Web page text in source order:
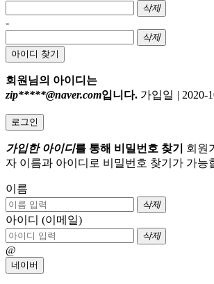
삭제
-
삭제
아이디 찾기
회원님의 아이디는
zip*****@naver.com입니다. 가입일 | 2020-
로그인
가입한 아이디를 통해 비밀번호 찾기
회원
자 이름과 아이디로 비밀번호 찾기가 가능
이름
삭제
아이디 (이메일)
삭제
@
네이버